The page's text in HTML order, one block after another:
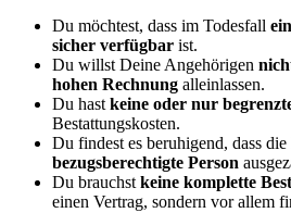
Du möchtest, dass im Todesfall
sicher verfügbar ist.
Du willst Deine Angehörigen
hohen Rechnung alleinlassen.
Du hast keine oder nur
Bestattungskosten.
Du findest es beruhigend, dass
bezugsberechtigte Person
Du brauchst keine komplette
einen Vertrag, sondern vor allem